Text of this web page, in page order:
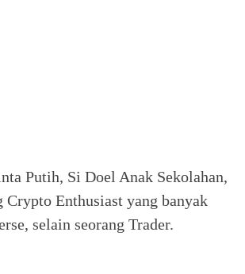
Putih, Si Doel Anak Sekolahan,
Enthusiast yang banyak
selain seorang Trader.